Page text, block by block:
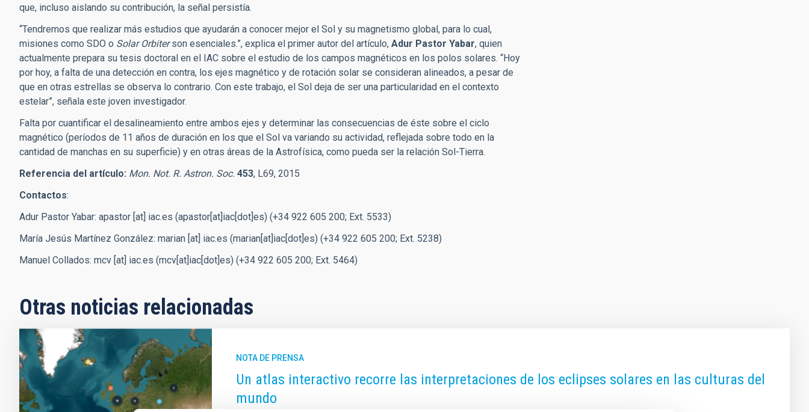
que, incluso aislando su contribución, la señal persistía.
“Tendremos que realizar más estudios que ayudarán a conocer mejor el Sol y su magnetismo global, para lo cual,
misiones como SDO o Solar Orbiterson esenciales.”, explica el primer autor del artículo, Adur Pastor Yabar, quien
actualmente prepara su tesis doctoral en el IAC sobre el estudio de los campos magnéticos en los polos solares. “Hoy
por hoy, a falta de una detección en contra, los ejes magnético y de rotación solar se consideran alineados, a pesar de
que en otras estrellas se observa lo contrario. Con este trabajo, el Sol deja de ser una particularidad en el contexto
estelar”, señala este joven investigador.
Falta por cuantificar el desalineamiento entre ambos ejes y determinar las consecuencias de éste sobre el ciclo
magnético (períodos de 11 años de duración en los que el Sol va variando su actividad, reflejada sobre todo en la
cantidad de manchas en su superficie) y en otras áreas de la Astrofísica, como pueda ser la relación Sol-Tierra.
Referencia del artículo: Mon. Not. R. Astron. Soc. 453, L69, 2015
Contactos:
Adur Pastor Yabar: apastor [at] iac.es (apastor[at]iac[dot]es) (+34 922 605 200; Ext. 5533)
María Jesús Martínez González: marian [at] iac.es (marian[at]iac[dot]es) (+34 922 605 200; Ext. 5238)
Manuel Collados: mcv [at] iac.es (mcv[at]iac[dot]es) (+34 922 605 200; Ext. 5464)
Otras noticias relacionadas
NOTA DE PRENSA
Un atlas interactivo recorre las interpretaciones de los eclipses solares en las culturas del
mundo